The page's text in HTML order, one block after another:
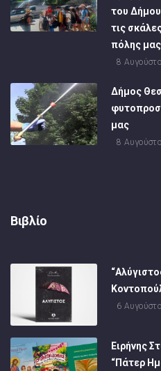
του
τις
πόλης μας
8
Δήμος
μας
8
Βιβλίο
6
Ειρήνης
“Πάτερ